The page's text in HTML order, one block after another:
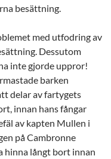
besättning.
med utfodring av
Dessutom
inte gjorde uppror!
barken
delar av fartygets
innan hans fångar
av kapten Mullen i
på Cambronne
hinna långt bort innan